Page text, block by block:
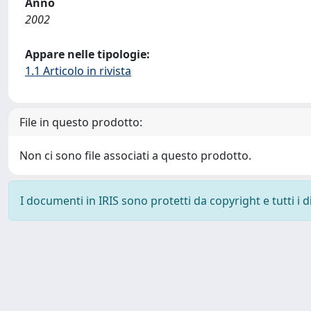
2002
Appare nelle tipologie:
1.1 Articolo in rivista
File in questo prodotto:
Non ci sono file associati a questo prodotto.
I documenti in IRIS sono protetti da copyright e tutti i